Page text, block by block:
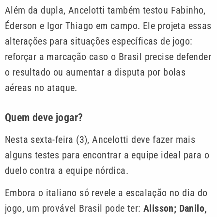
Além da dupla, Ancelotti também testou Fabinho,
Éderson e Igor Thiago em campo. Ele projeta essas
alterações para situações específicas de jogo:
reforçar a marcação caso o Brasil precise defender
o resultado ou aumentar a disputa por bolas
aéreas no ataque.
Quem deve jogar?
Nesta sexta-feira (3), Ancelotti deve fazer mais
alguns testes para encontrar a equipe ideal para o
duelo contra a equipe nórdica.
Embora o italiano só revele a escalação no dia do
jogo, um provável Brasil pode ter: Alisson; Danilo,